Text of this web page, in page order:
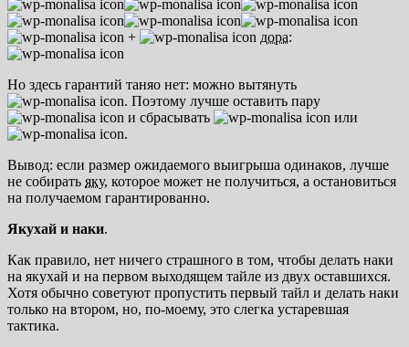
+ дора:
Но здесь гарантий таняо нет: можно вытянуть
. Поэтому лучше оставить пару
и сбрасывать
или
.
Вывод: если размер ожидаемого выигрыша одинаков, лучше
не собирать яку, которое может не получиться, а остановиться
на получаемом гарантированно.
Якухай и наки.
Как правило, нет ничего страшного в том, чтобы делать наки
на якухай и на первом выходящем тайле из двух оставшихся.
Хотя обычно советуют пропустить первый тайл и делать наки
только на втором, но, по-моему, это слегка устаревшая
тактика.